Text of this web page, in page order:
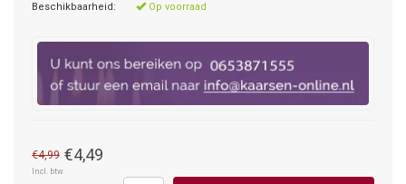
Beschikbaarheid:
Op voorraad
€4,99 €4,49
Incl. btw